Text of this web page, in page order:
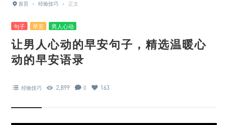
首页 › 经验技巧 › 正文
句子 早安 男人心动
让男人心动的早安句子，精选温暖心
动的早安语录
经验技巧 2,899 0 163